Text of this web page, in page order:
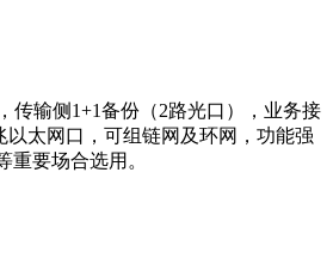
传输侧1+1备份（2路光口），业务接
以太网口，可组链网及环网，功能强
重要场合选用。